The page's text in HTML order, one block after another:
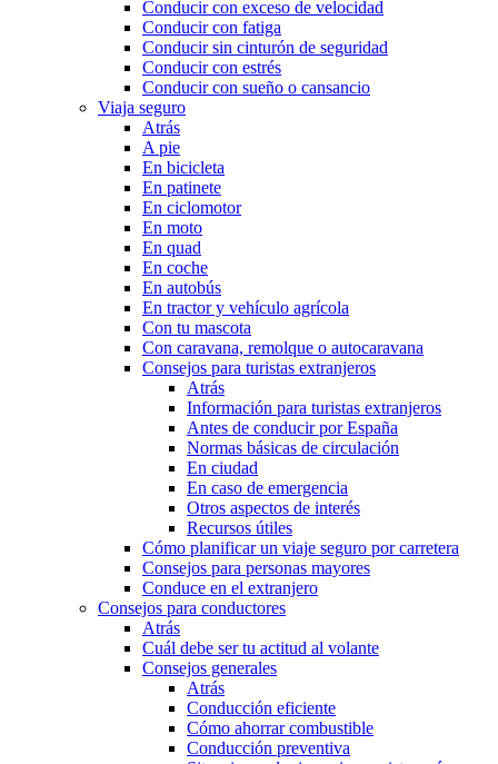
Conducir con exceso de velocidad
Conducir con fatiga
Conducir sin cinturón de seguridad
Conducir con estrés
Conducir con sueño o cansancio
Viaja seguro
Atrás
A pie
En bicicleta
En patinete
En ciclomotor
En moto
En quad
En coche
En autobús
En tractor y vehículo agrícola
Con tu mascota
Con caravana, remolque o autocaravana
Consejos para turistas extranjeros
Atrás
Información para turistas extranjeros
Antes de conducir por España
Normas básicas de circulación
En ciudad
En caso de emergencia
Otros aspectos de interés
Recursos útiles
Cómo planificar un viaje seguro por carretera
Consejos para personas mayores
Conduce en el extranjero
Consejos para conductores
Atrás
Cuál debe ser tu actitud al volante
Consejos generales
Atrás
Conducción eficiente
Cómo ahorrar combustible
Conducción preventiva